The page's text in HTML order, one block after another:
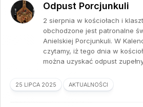
Odpust Porcjunkuli
2 sierpnia w kościołach i
obchodzone jest patronalne
Anielskiej Porcjunkuli. W
czytamy, iż tego dnia w
można uzyskać odpust
25 LIPCA 2025 AKTUALNOŚCI